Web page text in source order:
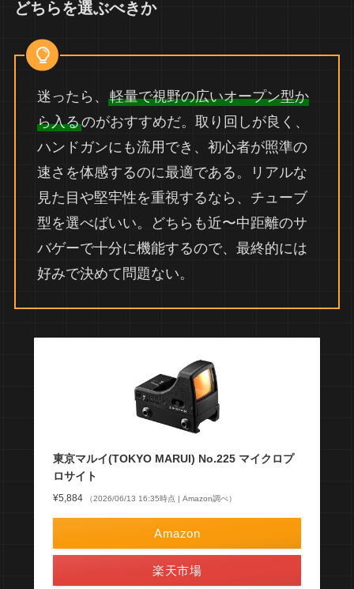
どちらを選ぶべきか
迷ったら、 軽量で視野の広いオープン型か
ら入るのがおすすめだ。取り回しが良く、
ハンドガンにも流用でき、初心者が照準の
速さを体感するのに最適である。リアルな
見た目や堅牢性を重視するなら、チューブ
型を選べばいい。どちらも近〜中距離のサ
バゲーで十分に機能するので、最終的には
好みで決めて問題ない。
東京マルイ(TOKYO MARUI) No.225 マイクロプ
ロサイト
¥5,884 （2026/06/13 16:35時点 | Amazon調べ）
Amazon
楽天市場